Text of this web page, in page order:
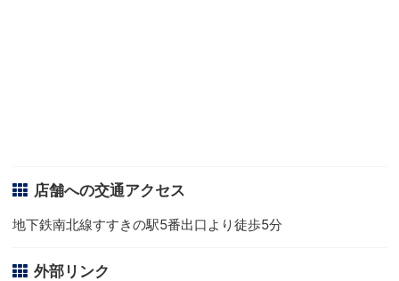
店舗への交通アクセス
地下鉄南北線すすきの駅5番出口より徒歩5分
外部リンク